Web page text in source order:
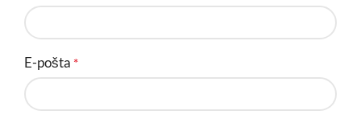
E-pošta *